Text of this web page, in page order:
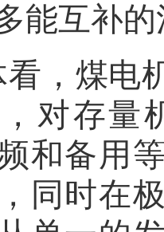
能互补
看，煤电
对存量
和备用
同时在